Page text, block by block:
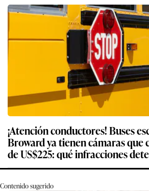
¡Atención conductores! Buses
Broward ya tienen cámaras que
de US$225: qué infracciones
Contenido sugerido